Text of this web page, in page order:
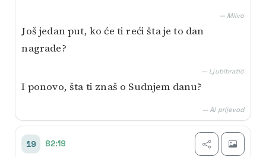
— Mlivo
Još jedan put, ko će ti reći šta je to dan
nagrade?
— Ljubibratić
I ponovo, šta ti znaš o Sudnjem danu?
— AI prijevod
19 82:19